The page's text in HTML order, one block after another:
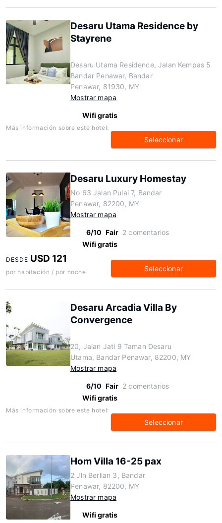
Desaru Utama Residence by
Stayrene
Desaru Utama Residence, Jalan Kempas 5
Bandar Penawar, Bandar
Penawar, 81930, MY
Mostrar mapa
Wifi gratis
Más información sobre este hotel:
Seleccionar
Desaru Luxury Homestay
No 63 Jalan Pulai 7, Bandar
Penawar, 82200, MY
Mostrar mapa
6/10 Fair 2 comentarios
Wifi gratis
DESDE USD 121
por habitación / por noche Seleccionar
Desaru Arcadia Villa By
Convergence
20, Jalan Jati 9 Taman Desaru
Utama, Bandar Penawar, 82200, MY
Mostrar mapa
6/10 Fair 2 comentarios
Wifi gratis
Más información sobre este hotel:
Seleccionar
Hom Villa 16-25 pax
2 Jln Berlian 3, Bandar
Penawar, 82200, MY
Mostrar mapa
Wifi gratis